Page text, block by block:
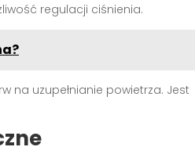
regulacji ciśnienia.
na uzupełnianie powietrza. Jest